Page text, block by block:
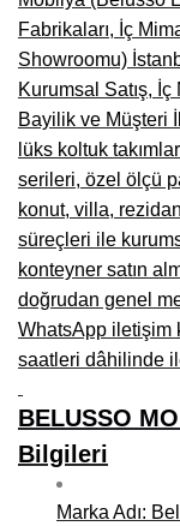
Fabrikaları, İç
Showroomu)
Kurumsal Satış, İç
Bayilik ve Müşteri
lüks koltuk
serileri, özel ölçü
konut, villa,
süreçleri ile
konteyner satın
doğrudan genel
WhatsApp iletişim
saatleri dâhilinde
BELUSSO
Bilgileri
Marka Adı: